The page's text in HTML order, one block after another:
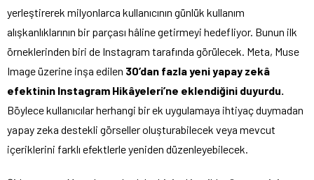
yerleştirerek milyonlarca kullanıcının günlük kullanım
alışkanlıklarının bir parçası hâline getirmeyi hedefliyor. Bunun ilk
örneklerinden biri de Instagram tarafında görülecek. Meta, Muse
Image üzerine inşa edilen 30’dan fazla yeni yapay zekâ
efektinin Instagram Hikâyeleri’ne eklendiğini duyurdu.
Böylece kullanıcılar herhangi bir ek uygulamaya ihtiyaç duymadan
yapay zeka destekli görseller oluşturabilecek veya mevcut
içeriklerini farklı efektlerle yeniden düzenleyebilecek.